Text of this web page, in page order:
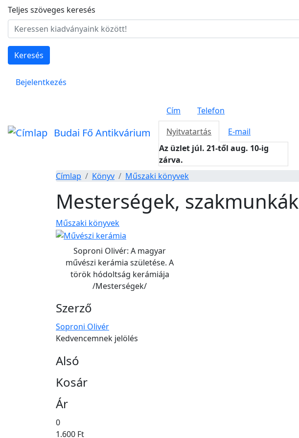
Ugrás a tartalomra
Teljes szöveges keresés
Keresés
Felhasználói fiók menüje
Bejelentkezés
Budai Fő Antikvárium
Cím
Telefon
Nyitvatartás
E-mail
Az üzlet júl. 21-től aug. 10-ig
zárva.
Címlap Könyv Műszaki könyvek
Mesterségek, szakmunkák
Műszaki könyvek
Soproni Olivér: A magyar
művészi kerámia születése. A
török hódoltság kerámiája
/Mesterségek/
Szerző
Soproni Olivér
Kedvencemnek jelölés
Alsó
Kosár
Ár
0
1.600 Ft